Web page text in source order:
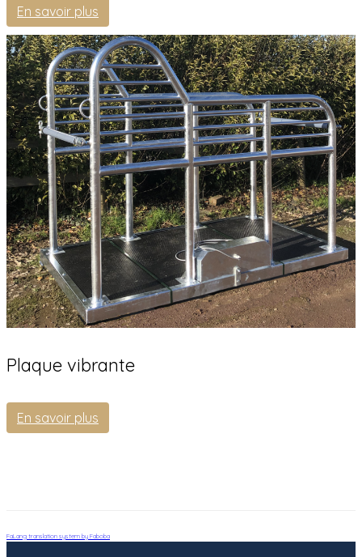
En savoir plus
Plaque vibrante
En savoir plus
FaLang translation system by Faboba